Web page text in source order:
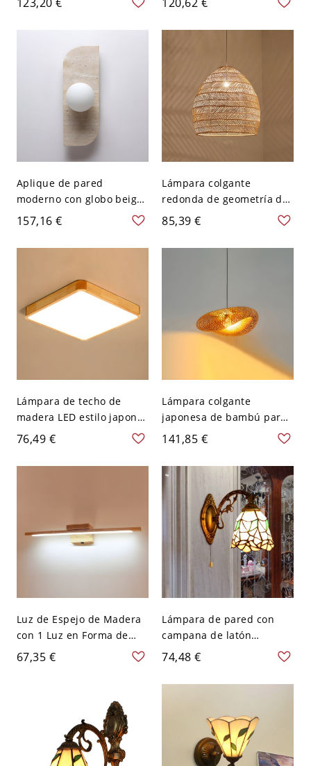
colgante de techo en
pantalla de tela beige -
110 A 120 V Beige
Aplique de pared
moderno con globo beige
y pantalla de vidrio
blanco - 110 A 120 V 1
157,16 €
Lámpara colgante
redonda de geometría de
arte de ratán estilo
japonés para dormitorio -
110 A 120 V Beige 35,56
85,39 €
Lámpara de techo de
madera LED estilo japonés
para dormitorio - 110 A
120 V Cuadro 30,48 cm
Blanco
76,49 €
Lámpara colgante
japonesa de bambú para
comedor - 110 A 120 V
40,64 cm
141,85 €
Luz de Espejo de Madera
con 1 Luz en Forma de
Tira de Estilo Nórdico
para Baño - 110 A 120 V
67,35 €
Lámpara de pared con
campana de latón
victoriana de 1 luz con
vidrio manchado beige y
cadena de tracción
74,48 €